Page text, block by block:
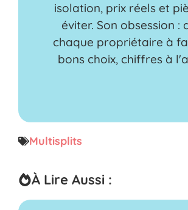
isolation, prix réels et
éviter. Son obsession :
chaque propriétaire à
bons choix, chiffres à
Multisplits
À Lire Aussi :